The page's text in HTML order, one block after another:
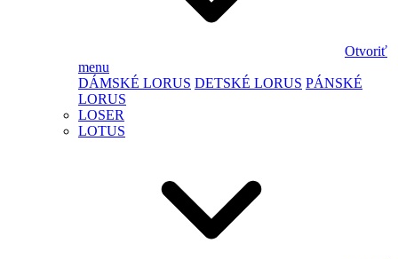
Otvoriť
menu
DÁMSKÉ LORUS DETSKÉ LORUS PÁNSKÉ
LORUS
LOSER
LOTUS